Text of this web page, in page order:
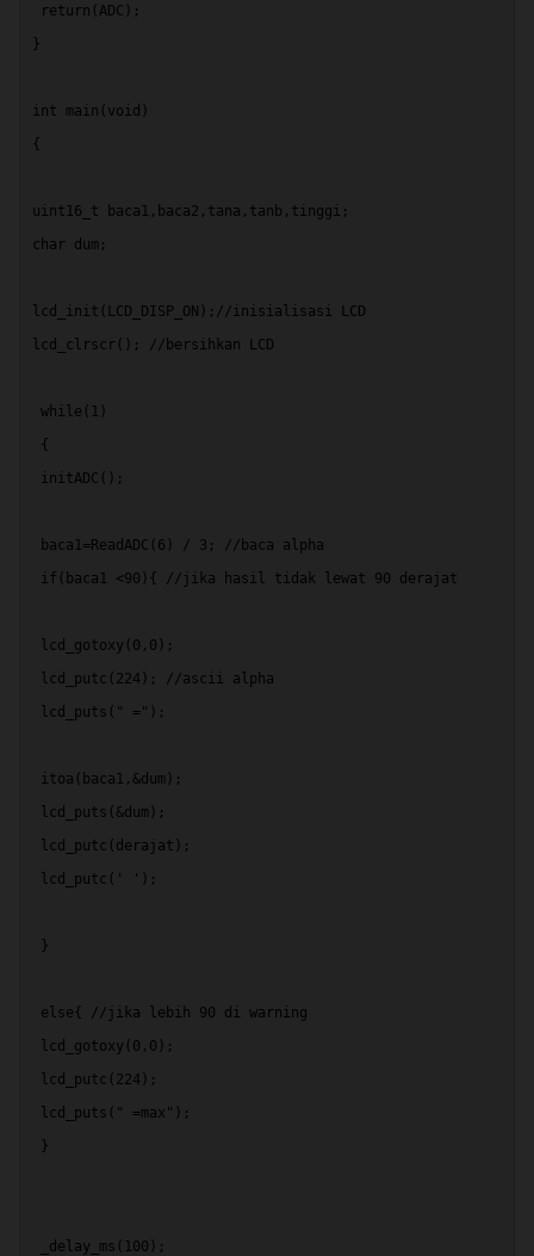
return(ADC);
}
int main(void)
{
uint16_t baca1,baca2,tana,tanb,tinggi;
char dum;
lcd_init(LCD_DISP_ON);//inisialisasi LCD
lcd_clrscr(); //bersihkan LCD
while(1)
{
initADC();
baca1=ReadADC(6) / 3; //baca alpha
if(baca1 <90){ //jika hasil tidak lewat 90 derajat
lcd_gotoxy(0,0);
lcd_putc(224); //ascii alpha
lcd_puts(" =");
itoa(baca1,&dum);
lcd_puts(&dum);
lcd_putc(derajat);
lcd_putc(' ');
}
else{ //jika lebih 90 di warning
lcd_gotoxy(0,0);
lcd_putc(224);
lcd_puts(" =max");
}
_delay_ms(100);